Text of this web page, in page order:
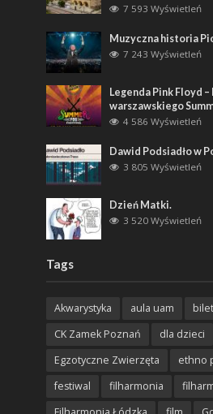
7 593 Wyświetleń
Muzyczna historia
7 243 Wyświetleń
Legenda Pink Floyd
warszawskiego
4 586 Wyświetleń
Dawid Podsiadło w
3 805 Wyświetleń
Dzień Matki.
3 520 Wyświetleń
Tags
Akwarystyka aula uam
CK Zamek Poznań
dla dzieci
Egzotyczne Zwierzęta
ethno
festiwal
filharmonia